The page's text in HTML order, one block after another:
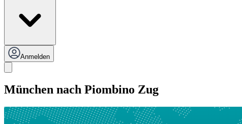
Anmelden
München nach Piombino Zug